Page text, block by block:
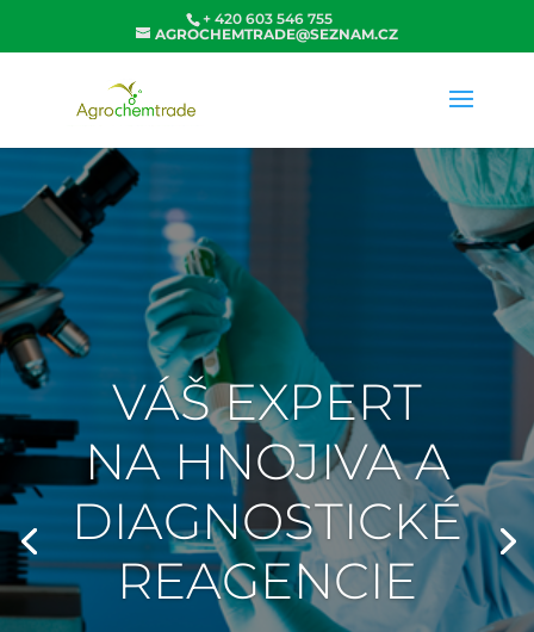
+ 420 603 546 755
AGROCHEMTRADE@SEZNAM.CZ
VÁŠ EXPERT
NA HNOJIVA A
DIAGNOSTICKÉ
REAGENCIE